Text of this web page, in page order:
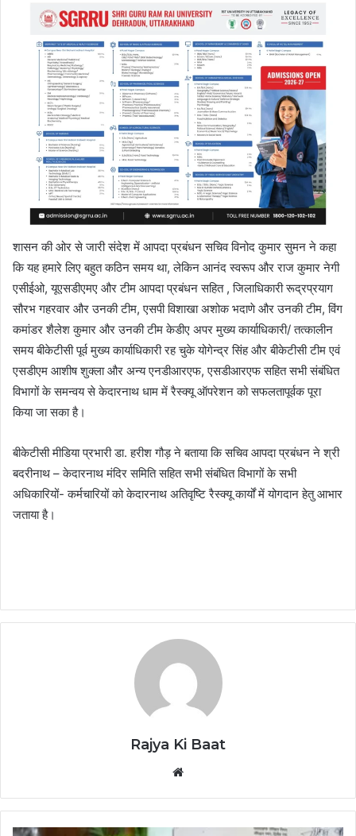
शासन की ओर से जारी संदेश में आपदा प्रबंधन सचिव विनोद कुमार सुमन ने कहा
कि यह हमारे लिए बहुत कठिन समय था, लेकिन आनंद स्वरूप और राज कुमार नेगी
एसीईओ, यूएसडीएमए और टीम आपदा प्रबंधन सहित , जिलाधिकारी रूद्रप्रयाग
सौरभ गहरवार और उनकी टीम, एसपी विशाखा अशोक भदाणे और उनकी टीम, विंग
कमांडर शैलेश कुमार और उनकी टीम केडीए अपर मुख्य कार्याधिकारी/ तत्कालीन
समय बीकेटीसी पूर्व मुख्य कार्याधिकारी रह चुके योगेन्द्र सिंह और बीकेटीसी टीम एवं
एसडीएम आशीष शुक्ला और अन्य एनडीआरएफ, एसडीआरएफ सहित सभी संबंधित
विभागों के समन्वय से केदारनाथ धाम में रैस्क्यू ऑपरेशन को सफलतापूर्वक पूरा
किया जा सका है।
बीकेटीसी मीडिया प्रभारी डा. हरीश गौड़ ने बताया कि सचिव आपदा प्रबंधन ने श्री
बदरीनाथ – केदारनाथ मंदिर समिति सहित सभी संबंधित विभागों के सभी
अधिकारियों- कर्मचारियों को केदारनाथ अतिवृष्टि रैस्क्यू कार्यों में योगदान हेतु आभार
जताया है।
Rajya Ki Baat